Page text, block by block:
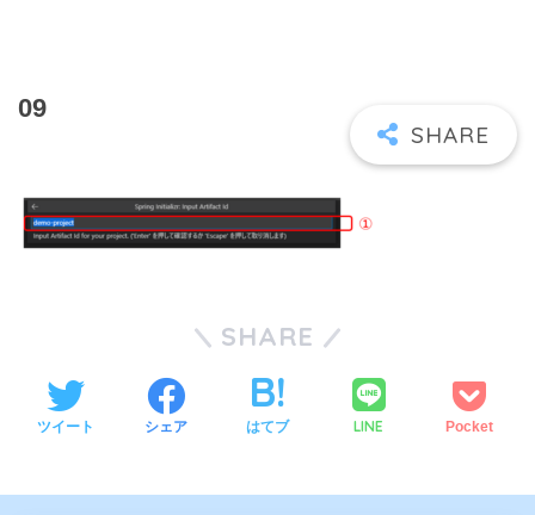
09
SHARE
ツイート シェア はてブ LINE Pocket